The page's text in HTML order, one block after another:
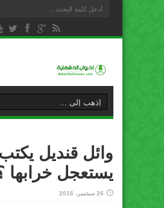
وائل قنديل
يستعجل خرابها
26 سبتمبر، 2016